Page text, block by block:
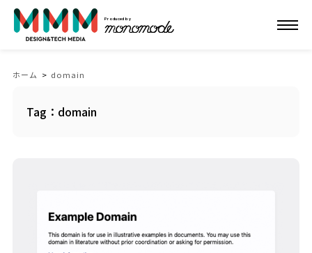
Produced by
ホーム > domain
Tag：domain